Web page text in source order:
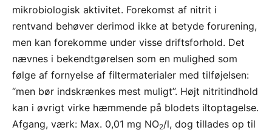
mikrobiologisk aktivitet. Forekomst af nitrit i
rentvand behøver derimod ikke at betyde forurening,
men kan forekomme under visse driftsforhold. Det
nævnes i bekendtgørelsen som en mulighed som
følge af fornyelse af filtermaterialer med tilføjelsen:
“men bør indskrænkes mest muligt”. Højt nitritindhold
kan i øvrigt virke hæmmende på blodets iltoptagelse.
Afgang, værk: Max. 0,01 mg NO2/l, dog tillades op til